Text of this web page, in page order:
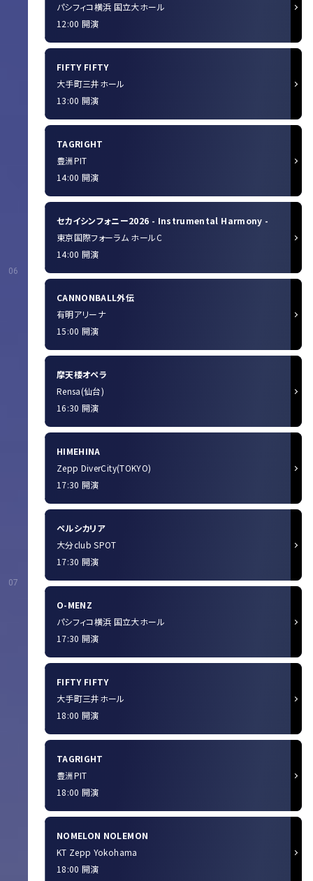
06
07
パシフィコ横浜 国立大ホール
12:00 開演
FIFTY FIFTY
大手町三井ホール
13:00 開演
TAGRIGHT
豊洲PIT
14:00 開演
セカイシンフォニー2026 - Instrumental Harmony -
東京国際フォーラム ホールC
14:00 開演
CANNONBALL外伝
有明アリーナ
15:00 開演
摩天楼オペラ
Rensa(仙台)
16:30 開演
HIMEHINA
Zepp DiverCity(TOKYO)
17:30 開演
ペルシカリア
大分club SPOT
17:30 開演
O-MENZ
パシフィコ横浜 国立大ホール
17:30 開演
FIFTY FIFTY
大手町三井ホール
18:00 開演
TAGRIGHT
豊洲PIT
18:00 開演
NOMELON NOLEMON
KT Zepp Yokohama
18:00 開演